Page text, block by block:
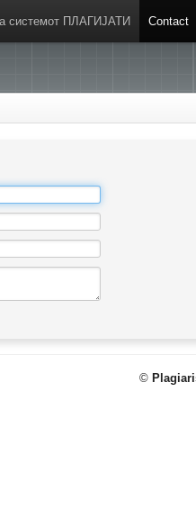
системот ПЛАГИЈАТИ Contact
©